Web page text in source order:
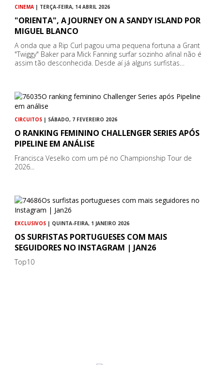
CINEMA | TERÇA-FEIRA, 14 ABRIL 2026
"ORIENTA", A JOURNEY ON A SANDY ISLAND POR
MIGUEL BLANCO
A onda que a Rip Curl pagou uma pequena fortuna a Grant
"Twiggy" Baker para Mick Fanning surfar sozinho afinal não é
assim tão desconhecida. Desde aí já alguns surfistas…
CIRCUITOS | SÁBADO, 7 FEVEREIRO 2026
O RANKING FEMININO CHALLENGER SERIES APÓS
PIPELINE EM ANÁLISE
Francisca Veselko com um pé no Championship Tour de
2026...
EXCLUSIVOS | QUINTA-FEIRA, 1 JANEIRO 2026
OS SURFISTAS PORTUGUESES COM MAIS
SEGUIDORES NO INSTAGRAM | JAN26
Top10